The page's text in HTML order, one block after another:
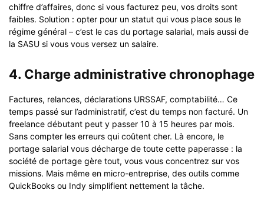
chiffre d’affaires, donc si vous facturez peu, vos droits sont
faibles. Solution : opter pour un statut qui vous place sous le
régime général – c’est le cas du portage salarial, mais aussi de
la SASU si vous vous versez un salaire.
4. Charge administrative chronophage
Factures, relances, déclarations URSSAF, comptabilité… Ce
temps passé sur l’administratif, c’est du temps non facturé. Un
freelance débutant peut y passer 10 à 15 heures par mois.
Sans compter les erreurs qui coûtent cher. Là encore, le
portage salarial vous décharge de toute cette paperasse : la
société de portage gère tout, vous vous concentrez sur vos
missions. Mais même en micro-entreprise, des outils comme
QuickBooks ou Indy simplifient nettement la tâche.